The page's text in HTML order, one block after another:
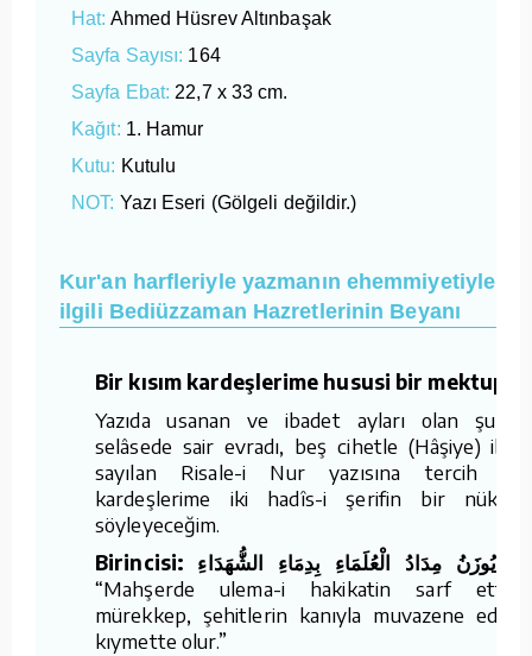
Hat: Ahmed Hüsrev Altınbaşak
Sayfa Sayısı: 164
Sayfa Ebat: 22,7 x 33 cm.
Kağıt: 1. Hamur
Kutu: Kutulu
NOT: Yazı Eseri (Gölgeli değildir.)
Kur'an harfleriyle yazmanın ehemmiyetiyle
ilgili Bediüzzaman Hazretlerinin Beyanı
Bir kısım kardeşlerime hususi bir
Yazıda usanan ve ibadet ayları olan
selâsede sair evradı, beş cihetle (Hâşiye)
sayılan Risale-i Nur yazısına tercih
kardeşlerime iki hadîs-i şerifin bir
söyleyeceğim.
Birincisi: يُوزَنُ مِدَادُ الْعُلَمَاءِ بِدِمَاءِ الشُّهَدَاءِ
“Mahşerde ulema-i hakikatin sarf
mürekkep, şehitlerin kanıyla muvazene
kıymette olur.”